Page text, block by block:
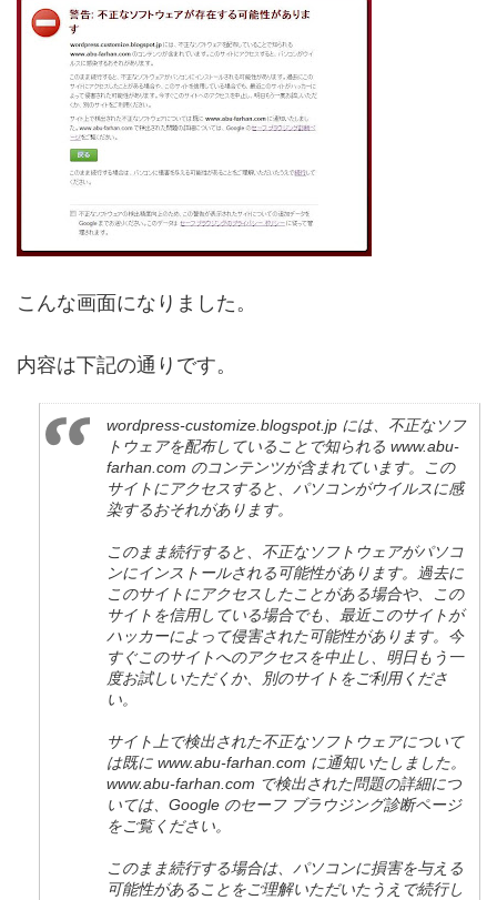
こんな画面になりました。
内容は下記の通りです。
wordpress-customize.blogspot.jp には、不正なソフ
トウェアを配布していることで知られる www.abu-
farhan.com のコンテンツが含まれています。この
サイトにアクセスすると、パソコンがウイルスに感
染するおそれがあります。
このまま続行すると、不正なソフトウェアがパソコ
ンにインストールされる可能性があります。過去に
このサイトにアクセスしたことがある場合や、この
サイトを信用している場合でも、最近このサイトが
ハッカーによって侵害された可能性があります。今
すぐこのサイトへのアクセスを中止し、明日もう一
度お試しいただくか、別のサイトをご利用くださ
い。
サイト上で検出された不正なソフトウェアについて
は既に www.abu-farhan.com に通知いたしました。
www.abu-farhan.com で検出された問題の詳細につ
いては、Google のセーフ ブラウジング診断ページ
をご覧ください。
このまま続行する場合は、パソコンに損害を与える
可能性があることをご理解いただいたうえで続行し